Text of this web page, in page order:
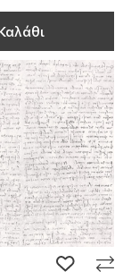
add to